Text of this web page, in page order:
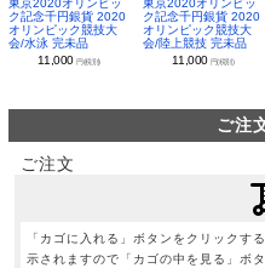
東京2020オリンピッ
ク記念千円銀貨 2020
オリンピック競技大
会/水泳 完未品
11,000円(税別)
東京2020オリンピッ
ク記念千円銀貨 2020
オリンピック競技大
会/陸上競技 完未品
11,000 円(税別)
ご注
ご注文
「カゴに入れる」ボタンをクリックす
示されますので「カゴの中を見る」ボ